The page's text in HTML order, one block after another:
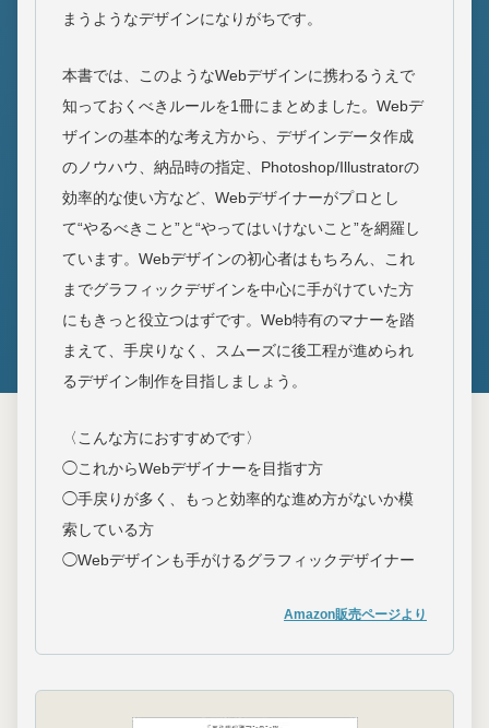
まうようなデザインになりがちです。
本書では、このようなWebデザインに携わるうえで
知っておくべきルールを1冊にまとめました。Webデ
ザインの基本的な考え方から、デザインデータ作成
のノウハウ、納品時の指定、Photoshop/Illustratorの
効率的な使い方など、Webデザイナーがプロとし
て“やるべきこと”と“やってはいけないこと”を網羅し
ています。Webデザインの初心者はもちろん、これ
までグラフィックデザインを中心に手がけていた方
にもきっと役立つはずです。Web特有のマナーを踏
まえて、手戻りなく、スムーズに後工程が進められ
るデザイン制作を目指しましょう。
〈こんな方におすすめです〉
◯これからWebデザイナーを目指す方
◯手戻りが多く、もっと効率的な進め方がないか模
索している方
◯Webデザインも手がけるグラフィックデザイナー
Amazon販売ページより